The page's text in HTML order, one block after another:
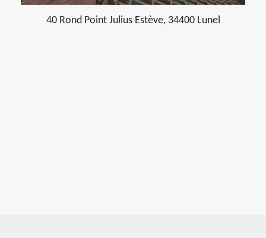
40 Rond Point Julius Estève, 34400 Lunel